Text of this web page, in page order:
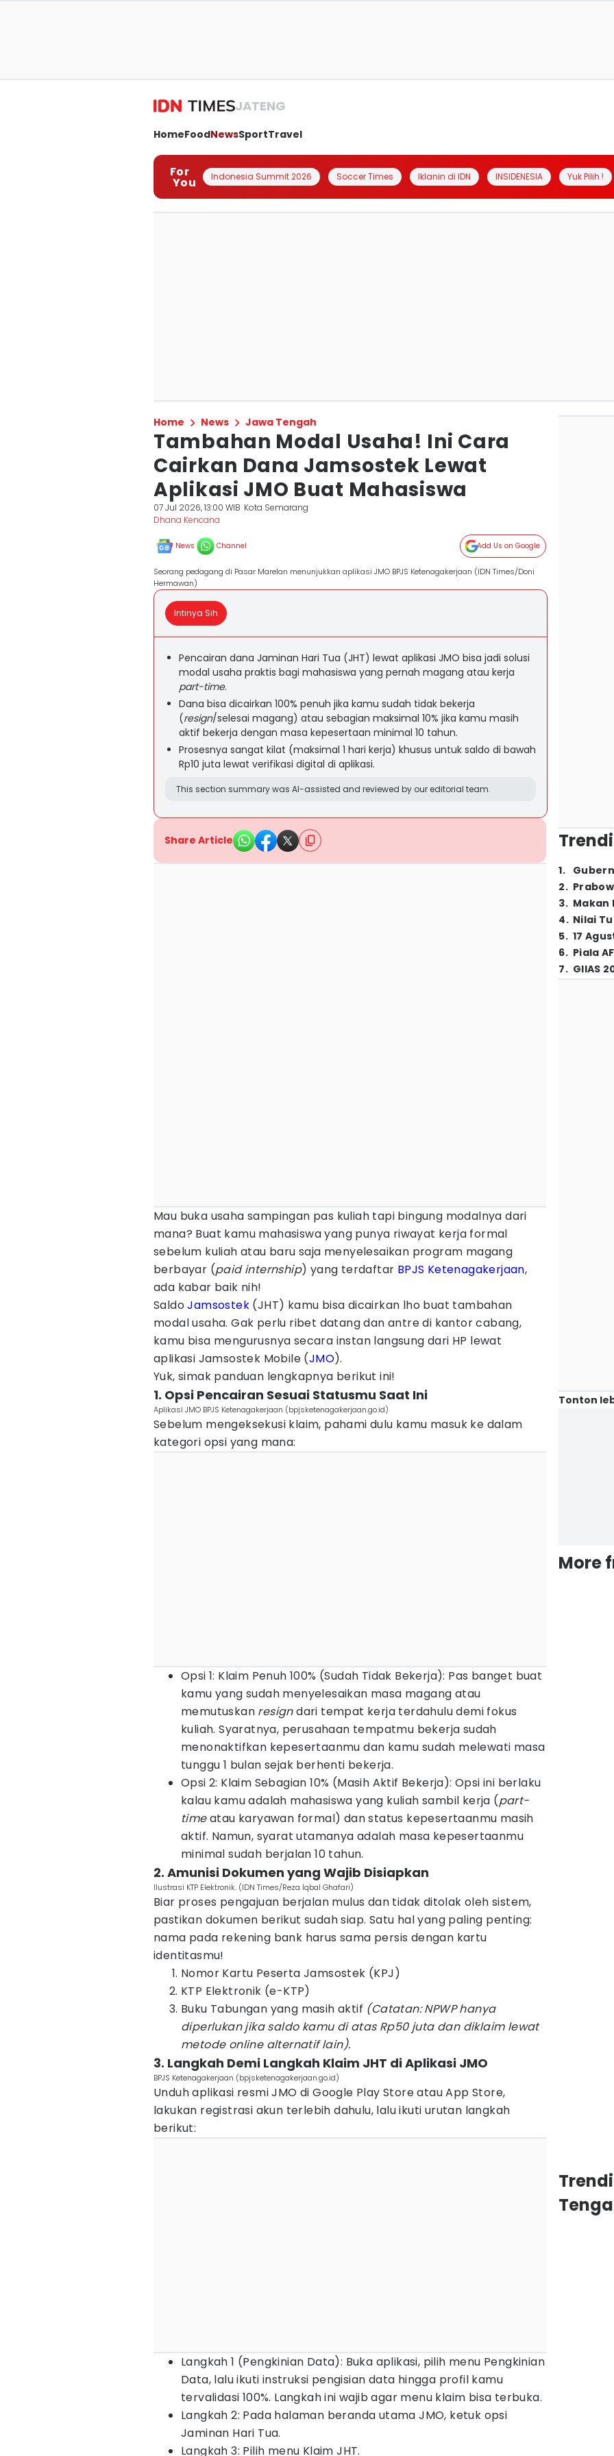
JATENG
HomeFoodNewsSportTravel
For
You Indonesia Summit 2026 Soccer Times Iklanin di IDN INSIDENESIA Yuk Pilih !
Home News Jawa Tengah
Tambahan Modal Usaha! Ini Cara
Cairkan Dana Jamsostek Lewat
Aplikasi JMO Buat Mahasiswa
07 Jul 2026, 13:00 WIB Kota Semarang
Dhana Kencana
News Channel Add Us on Google
Seorang pedagang di Pasar Marelan menunjukkan aplikasi JMO BPJS Ketenagakerjaan (IDN Times/Doni
Hermawan)
Intinya Sih
Pencairan dana Jaminan Hari Tua (JHT) lewat aplikasi JMO bisa jadi solusi
modal usaha praktis bagi mahasiswa yang pernah magang atau kerja
part-time.
Dana bisa dicairkan 100% penuh jika kamu sudah tidak bekerja
(resign/selesai magang) atau sebagian maksimal 10% jika kamu masih
aktif bekerja dengan masa kepesertaan minimal 10 tahun.
Prosesnya sangat kilat (maksimal 1 hari kerja) khusus untuk saldo di bawah
Rp10 juta lewat verifikasi digital di aplikasi.
This section summary was AI-assisted and reviewed by our editorial team.
Share Article
Mau buka usaha sampingan pas kuliah tapi bingung modalnya dari
mana? Buat kamu mahasiswa yang punya riwayat kerja formal
sebelum kuliah atau baru saja menyelesaikan program magang
berbayar (paid internship) yang terdaftar BPJS Ketenagakerjaan,
ada kabar baik nih!
SaldoJamsostek (JHT) kamu bisa dicairkan lho buat tambahan
modal usaha. Gak perlu ribet datang dan antre di kantor cabang,
kamu bisa mengurusnya secara instan langsung dari HP lewat
aplikasi Jamsostek Mobile (JMO).
Yuk, simak panduan lengkapnya berikut ini!
1. Opsi Pencairan Sesuai Statusmu Saat Ini
Aplikasi JMO BPJS Ketenagakerjaan (bpjsketenagakerjaan.go.id)
Sebelum mengeksekusi klaim, pahami dulu kamu masuk ke dalam
kategori opsi yang mana:
Opsi 1: Klaim Penuh 100% (Sudah Tidak Bekerja): Pas banget buat
kamu yang sudah menyelesaikan masa magang atau
memutuskan resigndari tempat kerja terdahulu demi fokus
kuliah. Syaratnya, perusahaan tempatmu bekerja sudah
menonaktifkan kepesertaanmu dan kamu sudah melewati masa
tunggu 1 bulan sejak berhenti bekerja.
Opsi 2: Klaim Sebagian 10% (Masih Aktif Bekerja): Opsi ini berlaku
kalau kamu adalah mahasiswa yang kuliah sambil kerja (part-
timeatau karyawan formal) dan status kepesertaanmu masih
aktif. Namun, syarat utamanya adalah masa kepesertaanmu
minimal sudah berjalan 10 tahun.
2. Amunisi Dokumen yang Wajib Disiapkan
Ilustrasi KTP Elektronik. (IDN Times/Reza Iqbal Ghafari)
Biar proses pengajuan berjalan mulus dan tidak ditolak oleh sistem,
pastikan dokumen berikut sudah siap. Satu hal yang paling penting:
nama pada rekening bank harus sama persis dengan kartu
identitasmu!
Nomor Kartu Peserta Jamsostek (KPJ)
KTP Elektronik (e-KTP)
Buku Tabungan yang masih aktif (Catatan: NPWP hanya
diperlukan jika saldo kamu di atas Rp50 juta dan diklaim lewat
metode online alternatif lain).
3. Langkah Demi Langkah Klaim JHT di Aplikasi JMO
BPJS Ketenagakerjaan (bpjsketenagakerjaan.go.id)
Unduh aplikasi resmi JMO di Google Play Store atau App Store,
lakukan registrasi akun terlebih dahulu, lalu ikuti urutan langkah
berikut:
Langkah 1 (Pengkinian Data): Buka aplikasi, pilih menu Pengkinian
Data, lalu ikuti instruksi pengisian data hingga profil kamu
tervalidasi 100%. Langkah ini wajib agar menu klaim bisa terbuka.
Langkah 2: Pada halaman beranda utama JMO, ketuk opsi
Jaminan Hari Tua.
Langkah 3: Pilih menu Klaim JHT.
1.
2.
3. Makan
4. Nilai
5. 17
6. Piala
7. GIIAS
Tonton
More